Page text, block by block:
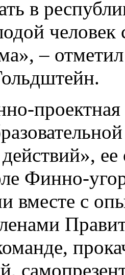
в
человек
–
проектная
ее
Финно-
вместе с